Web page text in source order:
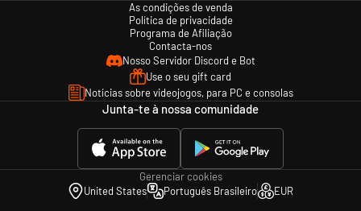
As condições de venda
Política de privacidade
Programa de Afiliação
Contacta-nos
Nosso Servidor Discord e Bot
Use o seu gift card
Notícias sobre videojogos, para PC e consolas
Junta-te à nossa comunidade
Gerenciar cookies
United States
Português Brasileiro EUR